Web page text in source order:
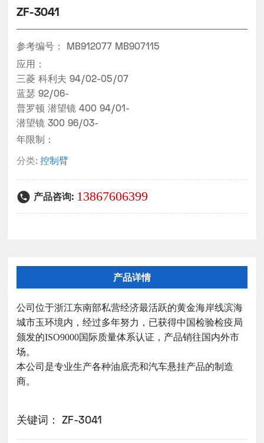
ZF-3041
参考编号：
MB912077 MB907115
应用：
三菱 科利夫 94/02-05/07
蓝瑟 92/06-
普罗顿 潜望镜 400 94/01-
潜望镜 300 96/03-
年限制：
分类: 控制臂
产品咨询: 13867606399
产品详情
公司位于浙江东南部私营经济最活跃的黄金海岸线滨海
城市玉环境内，经过多年努力，已获得中国检验检疫局
颁发的ISO9000国际质量体系认证，产品销往国内外市
场。
本公司是专业生产各种油底壳和汽车悬挂产品的制造
商。
关键词： ZF-3041